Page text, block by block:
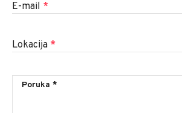
E-mail *
Lokacija *